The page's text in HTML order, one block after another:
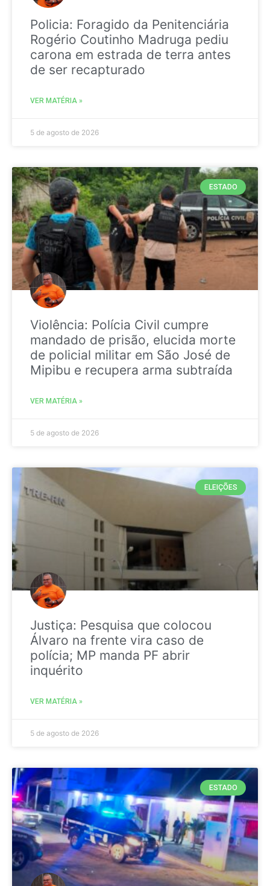
Policia: Foragido da Penitenciária
Rogério Coutinho Madruga pediu
carona em estrada de terra antes
de ser recapturado
VER MATÉRIA »
5 de agosto de 2026
ESTADO
Violência: Polícia Civil cumpre
mandado de prisão, elucida morte
de policial militar em São José de
Mipibu e recupera arma subtraída
VER MATÉRIA »
5 de agosto de 2026
ELEIÇÕES
Justiça: Pesquisa que colocou
Álvaro na frente vira caso de
polícia; MP manda PF abrir
inquérito
VER MATÉRIA »
5 de agosto de 2026
ESTADO